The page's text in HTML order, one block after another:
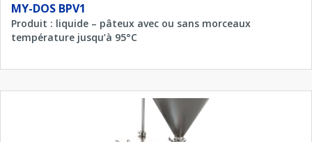
MY-DOS BPV1
Produit : liquide – pâteux avec ou sans morceaux
température jusqu’à 95°C